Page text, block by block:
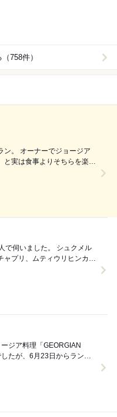
758件）
ージア
と実は食事よりそちらを楽し
からは想像できない穏やか
した。 シュクメル
ャプリ、ムティウリヒンカ
ジア料理「GEORGIAN
たが、6月23日からランチ